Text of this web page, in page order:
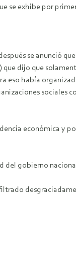
se exhibe por
se anunció
dijo que
eso había
sociales
económica y
del gobierno